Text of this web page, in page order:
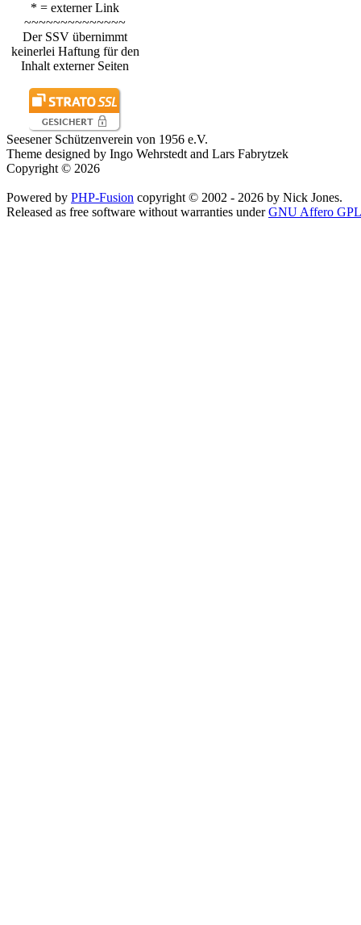
* = externer Link
~~~~~~~~~~~~~~
Der SSV übernimmt
keinerlei Haftung für den
Inhalt externer Seiten
Seesener Schützenverein von 1956 e.V.
Theme designed by Ingo Wehrstedt and Lars Fabrytzek
Copyright © 2026
Powered by PHP-Fusion copyright © 2002 - 2026 by Nick Jones.
Released as free software without warranties underGNU Affero GPL